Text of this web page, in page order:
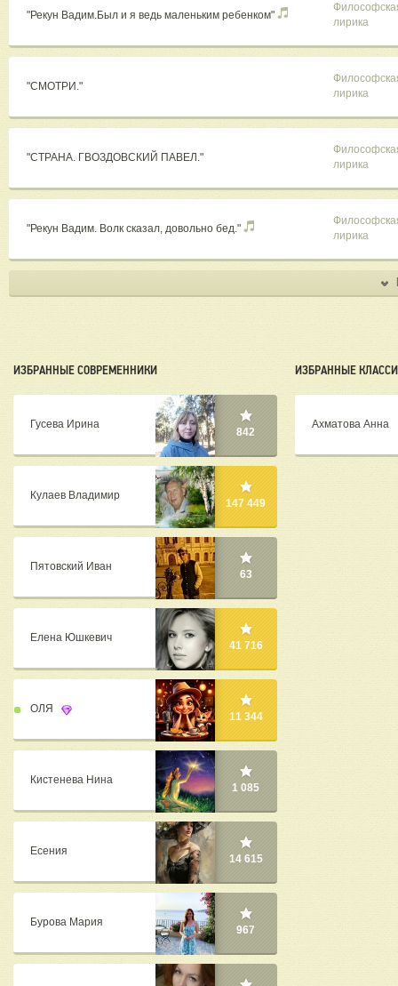
"Рекун Вадим.Был и я ведь маленьким ребенком"
лирика
"СМОТРИ."
лирика
"СТРАНА. ГВОЗДОВСКИЙ ПАВЕЛ."
лирика
"Рекун Вадим. Волк сказал, довольно бед."
лирика
ИЗБРАННЫЕ СОВРЕМЕННИКИ
Гусева Ирина
842
Кулаев Владимир
147 449
Пятовский Иван
63
Елена Юшкевич
41 716
ОЛЯ
11 344
Кистенева Нина
1 085
Есения
14 615
Бурова Мария
967
ИЗБРАННЫЕ
Ахматова Анна